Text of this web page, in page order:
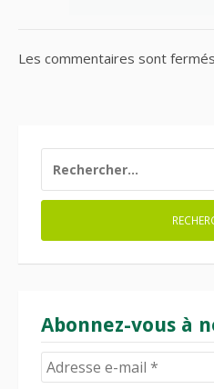
Les commentaires sont
Abonnez-vous à